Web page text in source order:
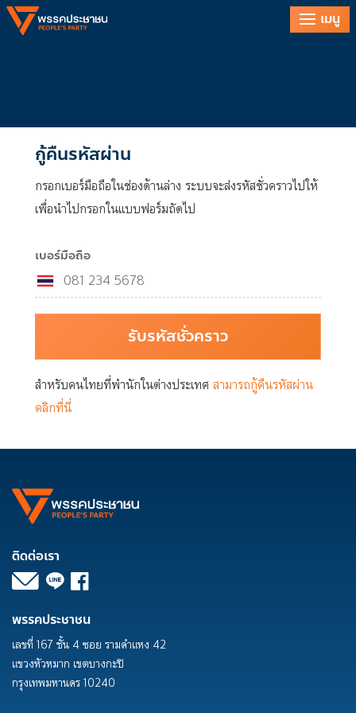
เมนู
ลืมรหัสผ่าน
กู้คืนรหัสผ่าน
กรอกเบอร์มือถือในช่องด้านล่าง ระบบจะส่งรหัสชั่วคราวไปให้
เพื่อนำไปกรอกในแบบฟอร์มถัดไป
เบอร์มือถือ
รับรหัสชั่วคราว
สำหรับคนไทยที่พำนักในต่างประเทศสามารถกู้คืนรหัสผ่าน
คลิกที่นี่
ติดต่อเรา
พรรคประชาชน
เลขที่ 167 ชั้น 4 ซอย รามคำแหง 42
แขวงหัวหมาก เขตบางกะปิ
กรุงเทพมหานคร 10240